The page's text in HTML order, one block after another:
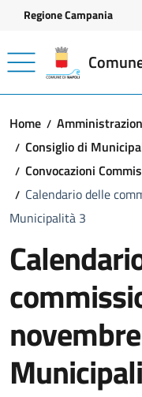
Vai ai contenuti
Vai al footer
Regione Campania
Home
Consiglio di
Convocazioni
Calendario delle
Municipalità 3